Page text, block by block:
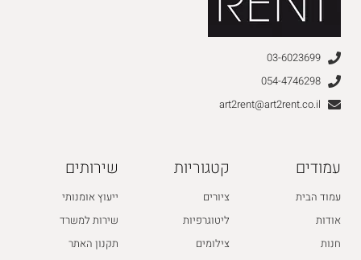
03-6023699
054-4746298
art2rent@art2rent.co.il
עמודים
עמוד הבית
אודות
חנות
קטגוריות
ציורים
ליטוגרפיות
צילומים
שירותים
ייעוץ אומנותי
שירות למשרד
תקנון האתר